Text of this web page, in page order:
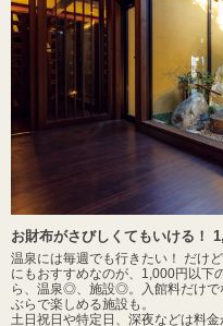
お財布がさびしくてもいける！
温泉には毎週でも行きたい！ だけ
にもおすすめなのが、1,000円以下
ら、温泉◎、施設◎。入館料だけで
ぶらで楽しめる施設も。
土日祝日や特定日、深夜などは料